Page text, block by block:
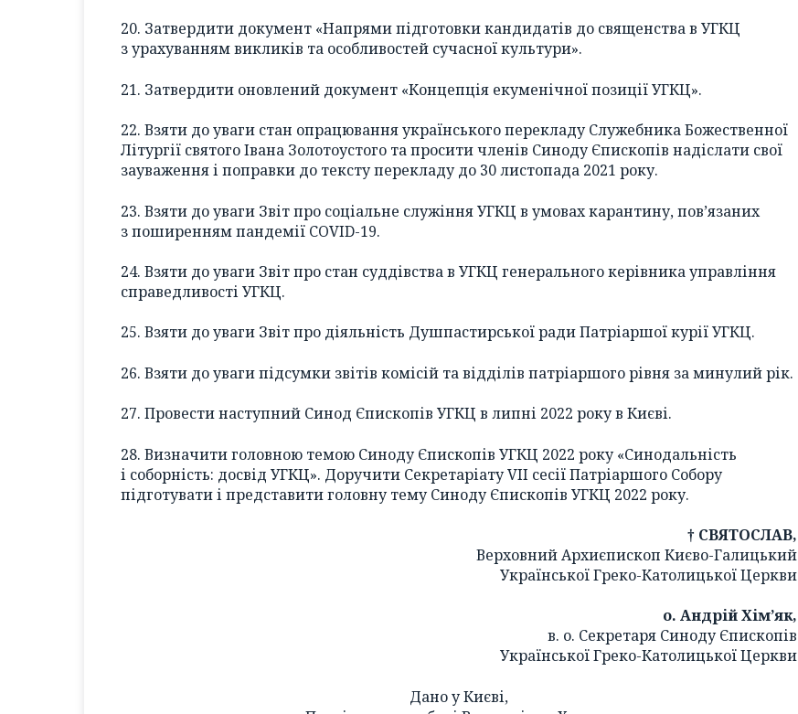
20. Затвердити документ «Напрями підготовки кандидатів до священства в УГКЦ
з урахуванням викликів та особливостей сучасної культури».
21. Затвердити оновлений документ «Концепція екуменічної позиції УГКЦ».
22. Взяти до уваги стан опрацювання українського перекладу Служебника Божественної
Літургії святого Івана Золотоустого та просити членів Синоду Єпископів надіслати свої
зауваження і поправки до тексту перекладу до 30 листопада 2021 року.
23. Взяти до уваги Звіт про соціальне служіння УГКЦ в умовах карантину, пов’язаних
з поширенням пандемії COVID-19.
24. Взяти до уваги Звіт про стан суддівства в УГКЦ генерального керівника управління
справедливості УГКЦ.
25. Взяти до уваги Звіт про діяльність Душпастирської ради Патріаршої курії УГКЦ.
26. Взяти до уваги підсумки звітів комісій та відділів патріаршого рівня за минулий рік.
27. Провести наступний Синод Єпископів УГКЦ в липні 2022 року в Києві.
28. Визначити головною темою Синоду Єпископів УГКЦ 2022 року «Синодальність
і соборність: досвід УГКЦ». Доручити Секретаріату VII сесії Патріаршого Собору
підготувати і представити головну тему Синоду Єпископів УГКЦ 2022 року.
† СВЯТОСЛАВ,
Верховний Архиєпископ Києво-Галицький
Української Греко-Католицької Церкви
о. Андрій Хім’як,
в. о. Секретаря Синоду Єпископів
Української Греко-Католицької Церкви
Дано у Києві,